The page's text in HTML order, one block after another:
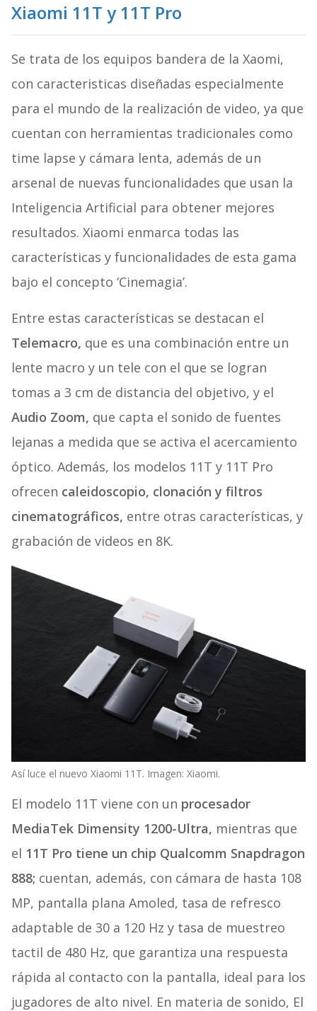
Xiaomi 11T y 11T Pro
Se trata de los equipos bandera de la Xaomi,
con caracteristicas diseñadas especialmente
para el mundo de la realización de video, ya que
cuentan con herramientas tradicionales como
time lapse y cámara lenta, además de un
arsenal de nuevas funcionalidades que usan la
Inteligencia Artificial para obtener mejores
resultados. Xiaomi enmarca todas las
características y funcionalidades de esta gama
bajo el concepto ‘Cinemagia’.
Entre estas características se destacan el
Telemacro, que es una combinación entre un
lente macro y un tele con el que se logran
tomas a 3 cm de distancia del objetivo, y el
Audio Zoom, que capta el sonido de fuentes
lejanas a medida que se activa el acercamiento
óptico. Además, los modelos 11T y 11T Pro
ofrecen caleidoscopio, clonación y filtros
cinematográficos, entre otras características, y
grabación de videos en 8K.
Así luce el nuevo Xiaomi 11T. Imagen: Xiaomi.
El modelo 11T viene con un procesador
MediaTek Dimensity 1200-Ultra, mientras que
el 11T Pro tiene un chip Qualcomm Snapdragon
888; cuentan, además, con cámara de hasta 108
MP, pantalla plana Amoled, tasa de refresco
adaptable de 30 a 120 Hz y tasa de muestreo
tactil de 480 Hz, que garantiza una respuesta
rápida al contacto con la pantalla, ideal para los
jugadores de alto nivel. En materia de sonido, El